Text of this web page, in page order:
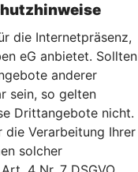
die Internetpräsenz,
eG anbietet. Sollten
anderer
sein, so gelten
Drittangebote nicht.
die Verarbeitung Ihrer
solcher